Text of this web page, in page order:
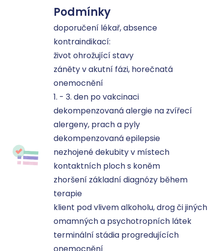
Podmínky
doporučení lékař, absence
kontraindikací:
život ohrožující stavy
záněty v akutní fázi, horečnatá
onemocnění
1. - 3. den po vakcinaci
dekompenzovaná alergie na zvířecí
alergeny, prach a pyly
dekompenzovaná epilepsie
nezhojené dekubity v místech
kontaktních ploch s koněm
zhoršení základní diagnózy během
terapie
klient pod vlivem alkoholu, drog či jiných
omamných a psychotropních látek
terminální stádia progredujících